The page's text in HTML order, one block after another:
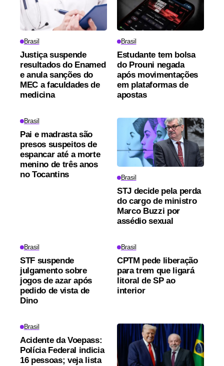
Brasil
Justiça suspende
resultados do Enamed
e anula sanções do
MEC a faculdades de
medicina
Brasil
Estudante tem bolsa
do Prouni negada
após movimentações
em plataformas de
apostas
Brasil
Pai e madrasta são
presos suspeitos de
espancar até a morte
menino de três anos
no Tocantins
Brasil
STJ decide pela perda
do cargo de ministro
Marco Buzzi por
assédio sexual
Brasil
STF suspende
julgamento sobre
jogos de azar após
pedido de vista de
Dino
Brasil
CPTM pede liberação
para trem que ligará
litoral de SP ao
interior
Brasil
Acidente da Voepass:
Polícia Federal indicia
16 pessoas; veja lista